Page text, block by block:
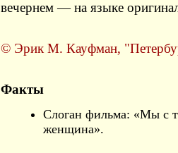
вечернем — на языке
© Эрик М. Кауфман,
Факты
Слоган фильма: «Мы с
женщина».